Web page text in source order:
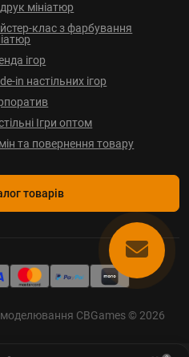
мініатюр
клас з фарбування
ігор
in настільних ігор
Ігри оптом
та повернення товару
товарів
моделювання CBGames © 2026